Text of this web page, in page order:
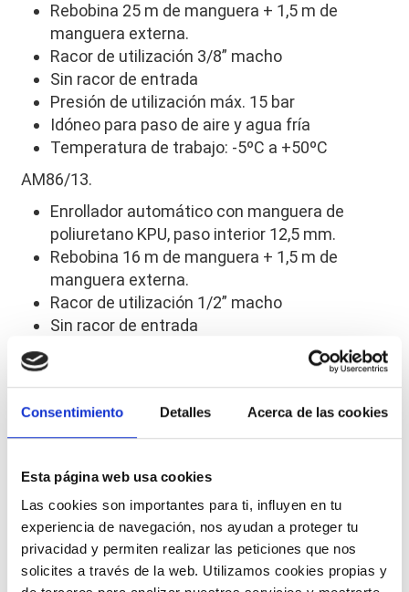
Consentimiento Detalles Acerca de las cookies
Esta página web usa cookies
Las cookies son importantes para ti, influyen en tu
experiencia de navegación, nos ayudan a proteger tu
privacidad y permiten realizar las peticiones que nos
solicites a través de la web. Utilizamos cookies propias y
Rebobina 25 m de manguera + 1,5 m de
manguera externa.
Racor de utilización 3/8” macho
Sin racor de entrada
Presión de utilización máx. 15 bar
Idóneo para paso de aire y agua fría
Temperatura de trabajo: -5ºC a +50ºC
AM86/13.
Enrollador automático con manguera de
poliuretano KPU, paso interior 12,5 mm.
Rebobina 16 m de manguera + 1,5 m de
manguera externa.
Racor de utilización 1/2” macho
Sin racor de entrada
Temperatura de trabajo: -5ºC a +50ºC